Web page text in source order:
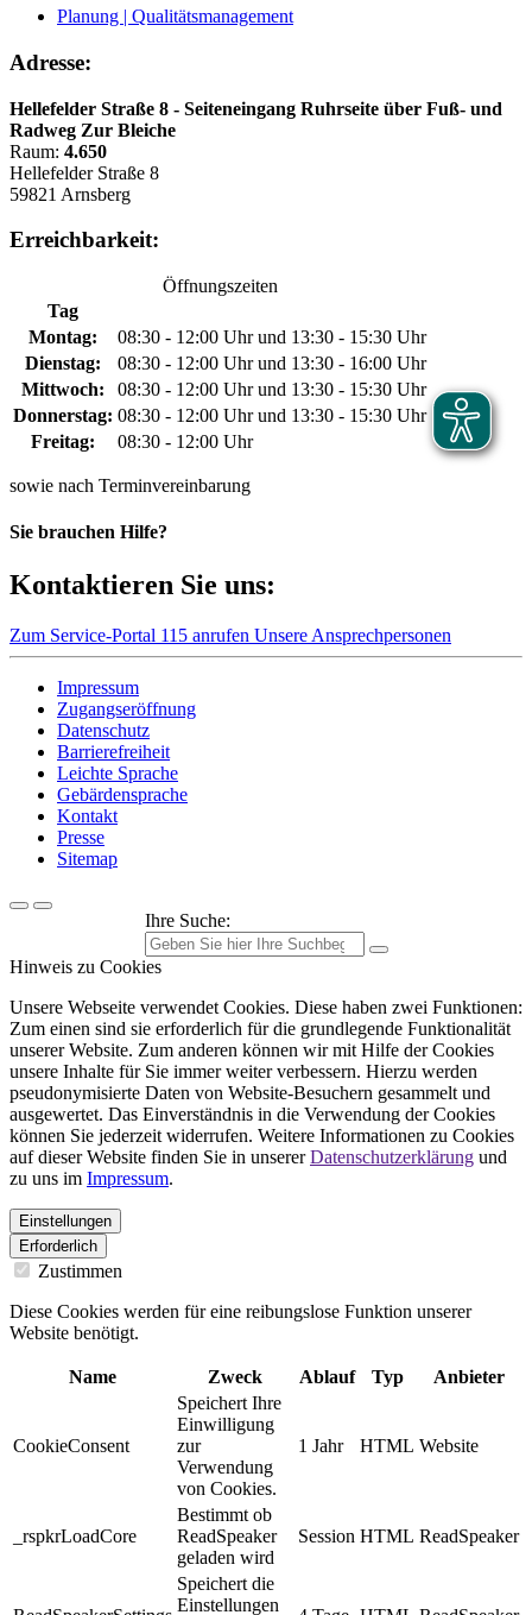
Planung | Qualitätsmanagement
Adresse:
Hellefelder Straße 8 - Seiteneingang Ruhrseite über Fuß- und
Radweg Zur Bleiche
Raum: 4.650
Hellefelder Straße 8
59821 Arnsberg
Erreichbarkeit:
Öffnungszeiten
Tag
Montag:
08:30 - 12:00 Uhr und 13:30 - 15:30 Uhr
Dienstag:
08:30 - 12:00 Uhr und 13:30 - 16:00 Uhr
Mittwoch:
08:30 - 12:00 Uhr und 13:30 - 15:30 Uhr
Donnerstag: 08:30 - 12:00 Uhr und 13:30 - 15:30 Uhr
Freitag:
08:30 - 12:00 Uhr
sowie nach Terminvereinbarung
Sie brauchen Hilfe?
Kontaktieren Sie uns:
Zum Service-Portal 115 anrufen Unsere Ansprechpersonen
Impressum
Zugangseröffnung
Datenschutz
Barrierefreiheit
Leichte Sprache
Gebärdensprache
Kontakt
Presse
Sitemap
Ihre Suche:
Hinweis zu Cookies
Unsere Webseite verwendet Cookies. Diese haben zwei Funktionen:
Zum einen sind sie erforderlich für die grundlegende Funktionalität
unserer Website. Zum anderen können wir mit Hilfe der Cookies
unsere Inhalte für Sie immer weiter verbessern. Hierzu werden
pseudonymisierte Daten von Website-Besuchern gesammelt und
ausgewertet. Das Einverständnis in die Verwendung der Cookies
können Sie jederzeit widerrufen. Weitere Informationen zu Cookies
auf dieser Website finden Sie in unsererDatenschutzerklärung und
zu uns im Impressum.
Einstellungen
Erforderlich
Zustimmen
Diese Cookies werden für eine reibungslose Funktion unserer
Website benötigt.
Name Zweck Ablauf Typ Anbieter
CookieConsent
Speichert Ihre
Einwilligung
zur
Verwendung
von Cookies.
1 Jahr HTML Website
_rspkrLoadCore
Bestimmt ob
ReadSpeaker
geladen wird
Session HTML ReadSpeaker
Speichert die
Einstellungen